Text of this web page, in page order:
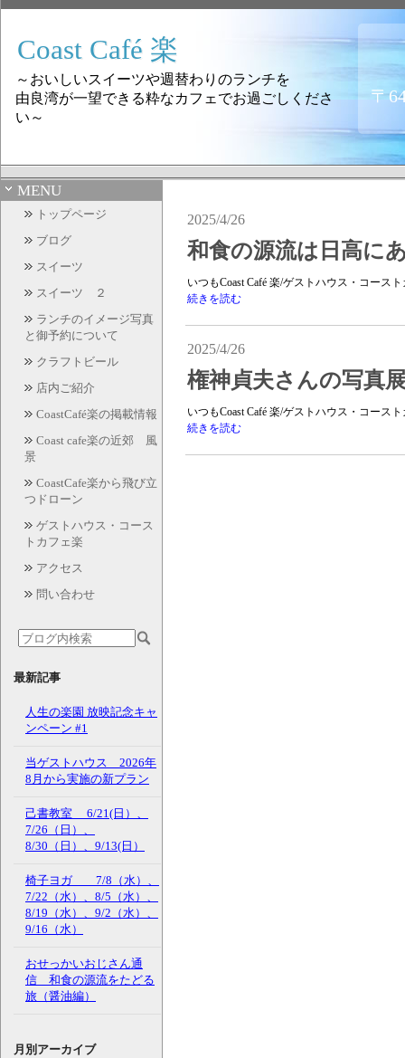
Coast Café 楽
～おいしいスイーツや週替わりのランチを
由良湾が一望できる粋なカフェでお過ごしくださ
い～
〒
MENU
トップページ
ブログ
スイーツ
スイーツ ２
ランチのイメージ写真
と御予約について
クラフトビール
店内ご紹介
CoastCafé楽の掲載情報
Coast cafe楽の近郊 風
景
CoastCafe楽から飛び立
つドローン
ゲストハウス・コース
トカフェ楽
アクセス
問い合わせ
最新記事
人生の楽園 放映記念キャ
ンペーン #1
当ゲストハウス 2026年
8月から実施の新プラン
己書教室 6/21(日）、
7/26（日）、
8/30（日）、9/13(日）
椅子ヨガ 7/8（水）、
7/22（水）、8/5（水）、
8/19（水）、9/2（水）、
9/16（水）
おせっかいおじさん通
信 和食の源流をたどる
旅（醤油編）
月別アーカイブ
2025/4/26
和食の源流は日高に
いつもCoast Café 楽/ゲストハウス・コース
続きを読む
2025/4/26
権神貞夫さんの写真
いつもCoast Café 楽/ゲストハウス・コース
続きを読む